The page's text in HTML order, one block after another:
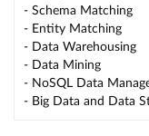
- Schema Matching
- Entity Matching
- Data Warehousing
- Data Mining
- NoSQL Data
- Big Data and Data